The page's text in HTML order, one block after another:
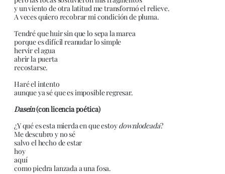
y un viento de otra latitud me transformó el relieve.
A veces quiero recobrar mi condición de pluma.
Tendré que huir sin que lo sepa la marea
porque es difícil reanudar lo simple
hervir el agua
abrir la puerta
recostarse.
Haré el intento
aunque ya sé que es imposible regresar.
Dasein(con licencia poética)
¿Y qué es esta mierda en que estoydownlodeada?
Me descubro y no sé
salvo el hecho de estar
hoy
aquí
como piedra lanzada a una fosa.